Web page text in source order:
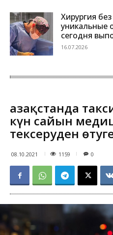
Хирургия
уникальные
сегодня
16.07.2026